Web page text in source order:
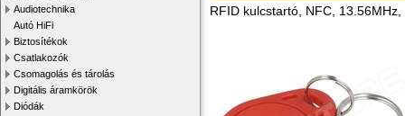
Audiotechnika
Autó HiFi
Biztosítékok
Csatlakozók
Csomagolás és tárolás
Digitális áramkörök
Diódák
RFID kulcstartó, NFC,